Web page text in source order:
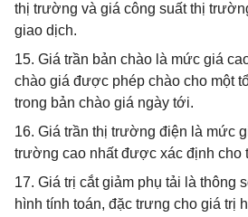
thị trường và giá công suất thị
giao dịch.
15. Giá trần bản chào là mức giá
chào giá được phép chào cho một
trong bản chào giá ngày tới.
16. Giá trần thị trường điện là mức
trường cao nhất được xác định cho
17. Giá trị cắt giảm phụ tải là thông
hình tính toán, đặc trưng cho giá trị